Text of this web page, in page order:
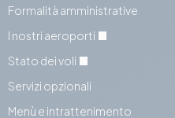
Formalità amministrative
I nostri aeroporti
Stato dei voli
Servizi opzionali
Menù e intrattenimento